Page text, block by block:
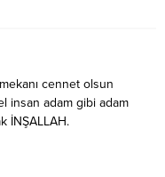
cennet olsun
insan adam gibi adam
İNŞALLAH.